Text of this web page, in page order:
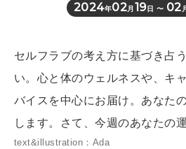
[12星座別] Monthly
女神まり愛のタロット
算命学がわかる今月
HEALTH
自分にやさしく
LEARN
2024年02月 19日 〜 02月
セルフラブの考え方に基づき占
い。心と体のウェルネスや、キ
バイスを中心にお届け。あなた
します。さて、今週のあなたの
text&illustration：Ada